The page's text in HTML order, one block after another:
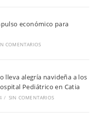
económico para
COMENTARIOS
lleva alegría navideña a los
Pediátrico en Catia
/ SIN COMENTARIOS